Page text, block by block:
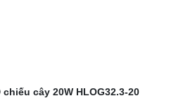
chiếu cây 20W HLOG32.3-20